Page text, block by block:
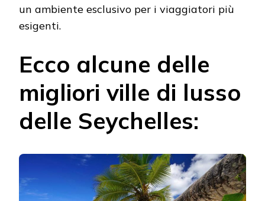
un ambiente esclusivo per i viaggiatori più
esigenti.
Ecco alcune delle
migliori ville di lusso
delle Seychelles: